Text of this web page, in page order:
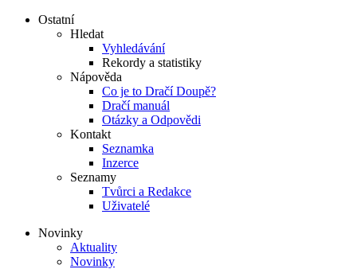
Ostatní
Hledat
Vyhledávání
Rekordy a statistiky
Nápověda
Co je to Dračí Doupě?
Dračí manuál
Otázky a Odpovědi
Kontakt
Seznamka
Inzerce
Seznamy
Tvůrci a Redakce
Uživatelé
Novinky
Aktuality
Novinky